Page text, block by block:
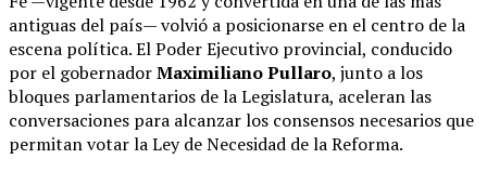
antiguas del país— volvió a posicionarse en el centro de la
escena política. El Poder Ejecutivo provincial, conducido
por el gobernadorMaximiliano Pullaro, junto a los
bloques parlamentarios de la Legislatura, aceleran las
conversaciones para alcanzar los consensos necesarios que
permitan votar la Ley de Necesidad de la Reforma.